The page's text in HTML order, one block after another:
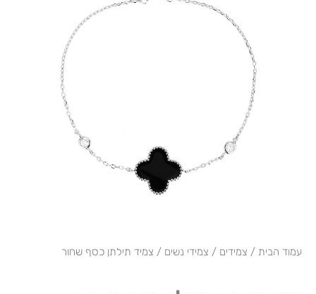
עמוד הבית / צמידים / צמידי נשים / צמיד תילתן כסף שחור